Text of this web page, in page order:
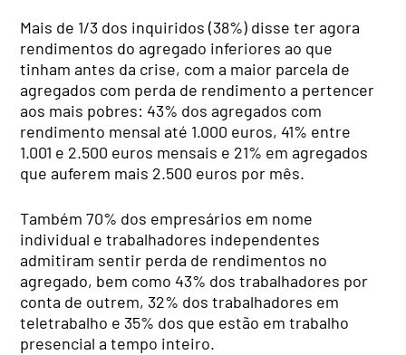
Mais de 1/3 dos inquiridos (38%) disse ter agora
rendimentos do agregado inferiores ao que
tinham antes da crise, com a maior parcela de
agregados com perda de rendimento a pertencer
aos mais pobres: 43% dos agregados com
rendimento mensal até 1.000 euros, 41% entre
1.001 e 2.500 euros mensais e 21% em agregados
que auferem mais 2.500 euros por mês.
Também 70% dos empresários em nome
individual e trabalhadores independentes
admitiram sentir perda de rendimentos no
agregado, bem como 43% dos trabalhadores por
conta de outrem, 32% dos trabalhadores em
teletrabalho e 35% dos que estão em trabalho
presencial a tempo inteiro.